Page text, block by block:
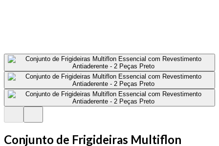
Conjunto de Frigideiras Multiflon